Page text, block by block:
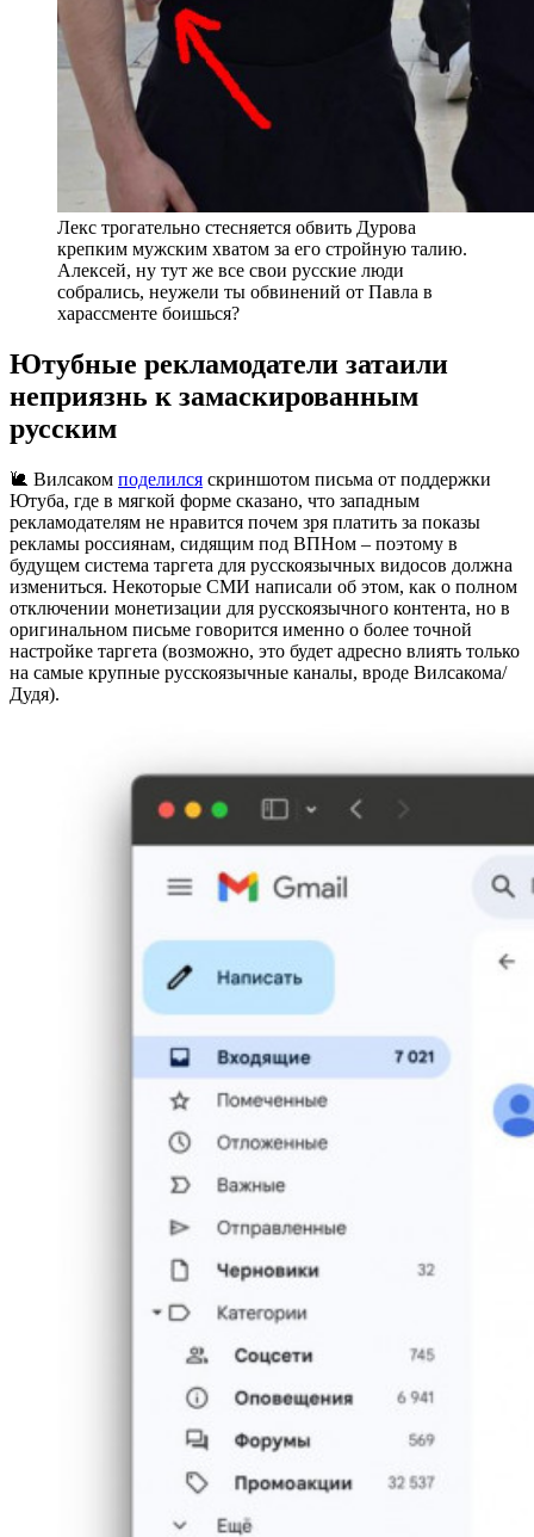
Лекс трогательно стесняется обвить Дурова
крепким мужским хватом за его стройную талию.
Алексей, ну тут же все свои русские люди
собрались, неужели ты обвинений от Павла в
харассменте боишься?
Ютубные рекламодатели затаили
неприязнь к замаскированным
русским
🐌 Вилсаком поделился скриншотом письма от поддержки
Ютуба, где в мягкой форме сказано, что западным
рекламодателям не нравится почем зря платить за показы
рекламы россиянам, сидящим под ВПНом – поэтому в
будущем система таргета для русскоязычных видосов должна
измениться. Некоторые СМИ написали об этом, как о полном
отключении монетизации для русскоязычного контента, но в
оригинальном письме говорится именно о более точной
настройке таргета (возможно, это будет адресно влиять только
на самые крупные русскоязычные каналы, вроде Вилсакома/
Дудя).